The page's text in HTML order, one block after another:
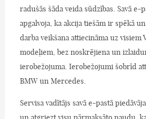
radušās šāda veida sūdzības. Savā e-
apgalvoja, ka akcija tiešām ir spēkā
darba veikšana attiecināma uz visiem
modeļiem, bez noskrējiena un
ierobežojuma. Ierobežojumi šobrīd
BMW un Mercedes.
Servisa vadītājs savā e-pastā